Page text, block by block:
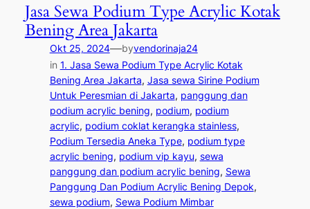
Jasa Sewa Podium Type Acrylic Kotak
Bening Area Jakarta
Okt 25, 2024—byvendorinaja24
in 1. Jasa Sewa Podium Type Acrylic Kotak
Bening Area Jakarta, Jasa sewa Sirine Podium
Untuk Peresmian di Jakarta, panggung dan
podium acrylic bening, podium, podium
acrylic, podium coklat kerangka stainless
Podium Tersedia Aneka Type, podium type
acrylic bening, podium vip kayu, sewa
panggung dan podium acrylic bening, Sewa
Panggung Dan Podium Acrylic Bening Depok
sewa podium, Sewa Podium Mimbar